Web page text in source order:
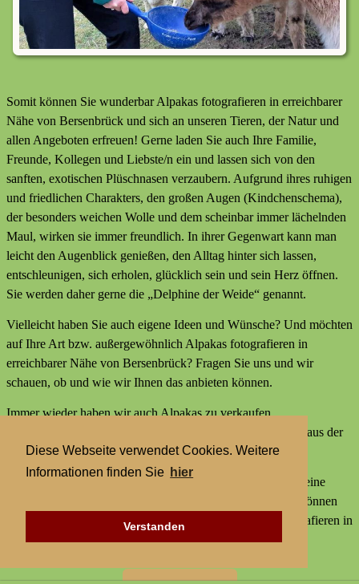
Diese Webseite verwendet Cookies. Weitere
Informationen finden Sie hier
Verstanden
Somit können Sie wunderbar Alpakas fotografieren in erreichbarer
Nähe von Bersenbrück und sich an unseren Tieren, der Natur und
allen Angeboten erfreuen! Gerne laden Sie auch Ihre Familie,
Freunde, Kollegen und Liebste/n ein und lassen sich von den
sanften, exotischen Plüschnasen verzaubern. Aufgrund ihres ruhigen
und friedlichen Charakters, den großen Augen (Kindchenschema),
der besonders weichen Wolle und dem scheinbar immer lächelnden
Maul, wirken sie immer freundlich. In ihrer Gegenwart kann man
leicht den Augenblick genießen, den Alltag hinter sich lassen,
entschleunigen, sich erholen, glücklich sein und sein Herz öffnen.
Sie werden daher gerne die „Delphine der Weide“ genannt.
Vielleicht haben Sie auch eigene Ideen und Wünsche? Und möchten
auf Ihre Art bzw. außergewöhnlich Alpakas fotografieren in
erreichbarer Nähe von Bersenbrück? Fragen Sie uns und wir
schauen, ob und wie wir Ihnen das anbieten können.
Immer wieder haben wir auch Alpakas zu verkaufen,
Alpakaprodukte, z.B. Alpakaseife oder Alpaka-Bettdecken aus der
Wolle unserer Tiere und außerdem kleine Geschenke.
Wir bieten keine externen Aktivitäten mit Alpakas an und keine
Alpaka-Wanderungen. Aber statt einer Alpakawanderung können
Sie bei uns Alpakas Mal anders erleben und Alpakas fotografieren in
erreichbarer Nähe von Bersenbrück.